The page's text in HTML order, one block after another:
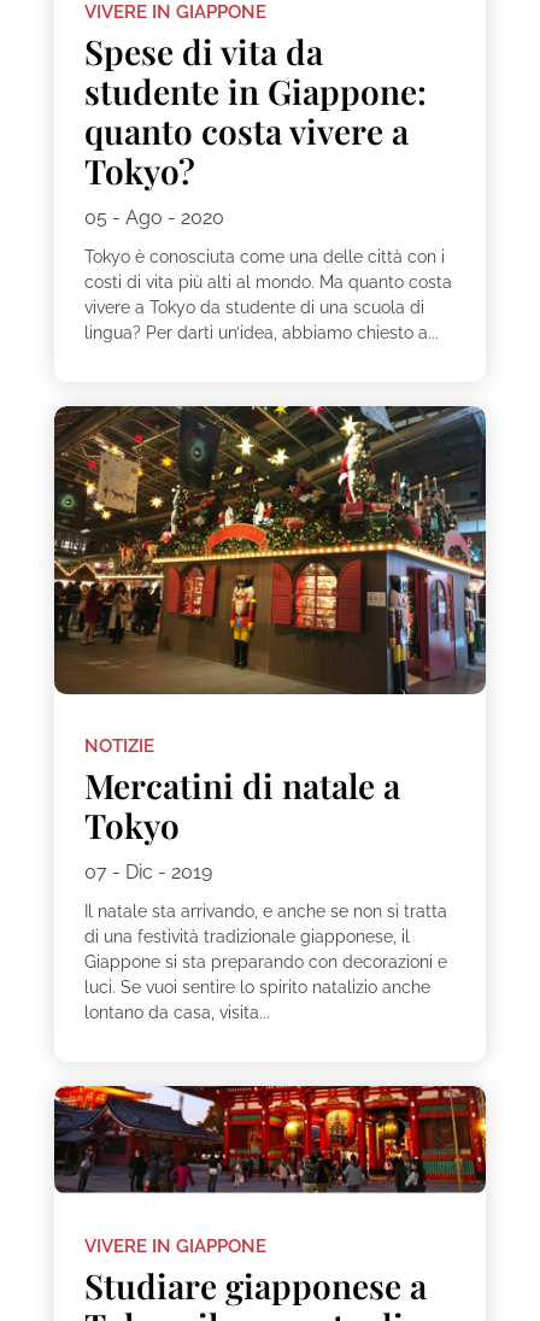
VIVERE IN GIAPPONE
Spese di vita da
studente in Giappone:
quanto costa vivere a
Tokyo?
05 - Ago - 2020
Tokyo è conosciuta come una delle città con i
costi di vita più alti al mondo. Ma quanto costa
vivere a Tokyo da studente di una scuola di
lingua? Per darti un’idea, abbiamo chiesto a...
NOTIZIE
Mercatini di natale a
Tokyo
07 - Dic - 2019
Il natale sta arrivando, e anche se non si tratta
di una festività tradizionale giapponese, il
Giappone si sta preparando con decorazioni e
luci. Se vuoi sentire lo spirito natalizio anche
lontano da casa, visita...
VIVERE IN GIAPPONE
Studiare giapponese a